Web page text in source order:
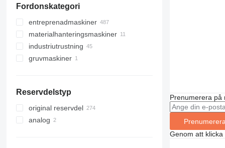
Fordonskategori
entreprenadmaskiner
grävmaskiner
kedjegrävare
midigrävare
kranar
mobilkranar
borrutrustning
schaktningsutrustning
bulldozers
komprimatorer
lyftplattformar
bomliftar
bygglastare
materialhanteringsmaskiner
gaffeltruckar
dieseldrivna gaffeltruckar
industriutrustning
elektrisk generatorer
gruvmaskiner
Reservdelstyp
original reservdel
analog
Prenumerera på
Prenumerera
Genom att